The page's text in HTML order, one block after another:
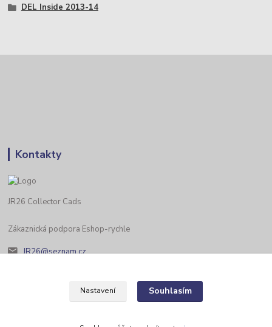
DEL Inside 2013-14
Kontakty
JR26 Collector Cads
Zákaznická podpora Eshop-rychle
JR26@seznam.cz
Nastavení Souhlasím